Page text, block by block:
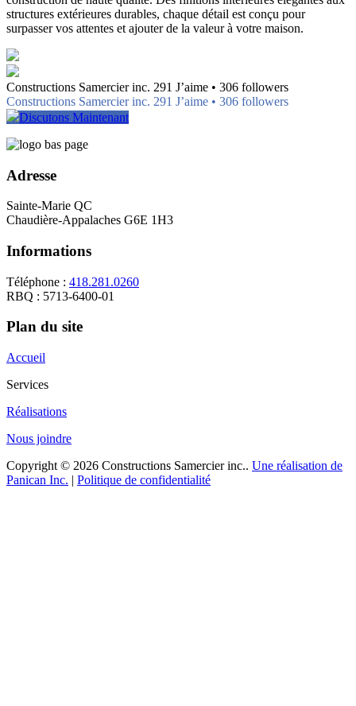
structures extérieures durables, chaque détail est conçu pour
surpasser vos attentes et ajouter de la valeur à votre maison.
Constructions Samercier inc. 291 J’aime • 306 followers
Constructions Samercier inc. 291 J’aime • 306 followers
Discutons Maintenant
Adresse
Sainte-Marie QC
Chaudière-Appalaches G6E 1H3
Informations
Téléphone : 418.281.0260
RBQ : 5713-6400-01
Plan du site
Accueil
Services
Réalisations
Nous joindre
Copyright © 2026 Constructions Samercier inc.. Une réalisation de
Panican Inc. | Politique de confidentialité